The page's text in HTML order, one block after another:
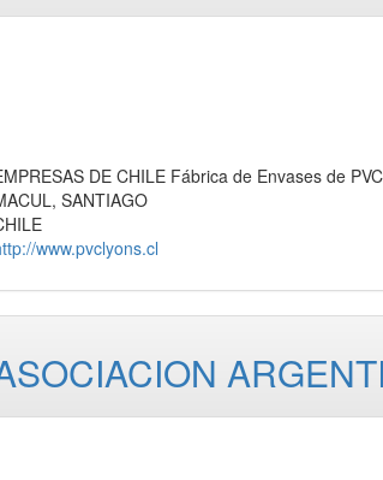
DE CHILE Fábrica de Envases de
SANTIAGO
www.pvclyons.cl